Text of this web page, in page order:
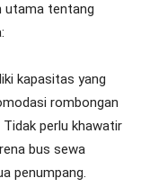
utama tentang
kapasitas yang
rombongan
perlu khawatir
bus sewa
penumpang.